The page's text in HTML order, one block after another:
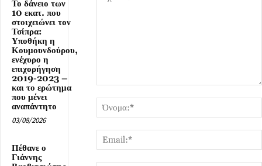
Το δάνειο των
10 εκατ. που
στοιχειώνει τον
Τσίπρα:
Υποθήκη η
Κουμουνδούρου,
ενέχυρο η
επιχορήγηση
2019-2023 –
και το ερώτημα
που μένει
αναπάντητο
03/08/2026
Πέθανε ο
Γιάννης